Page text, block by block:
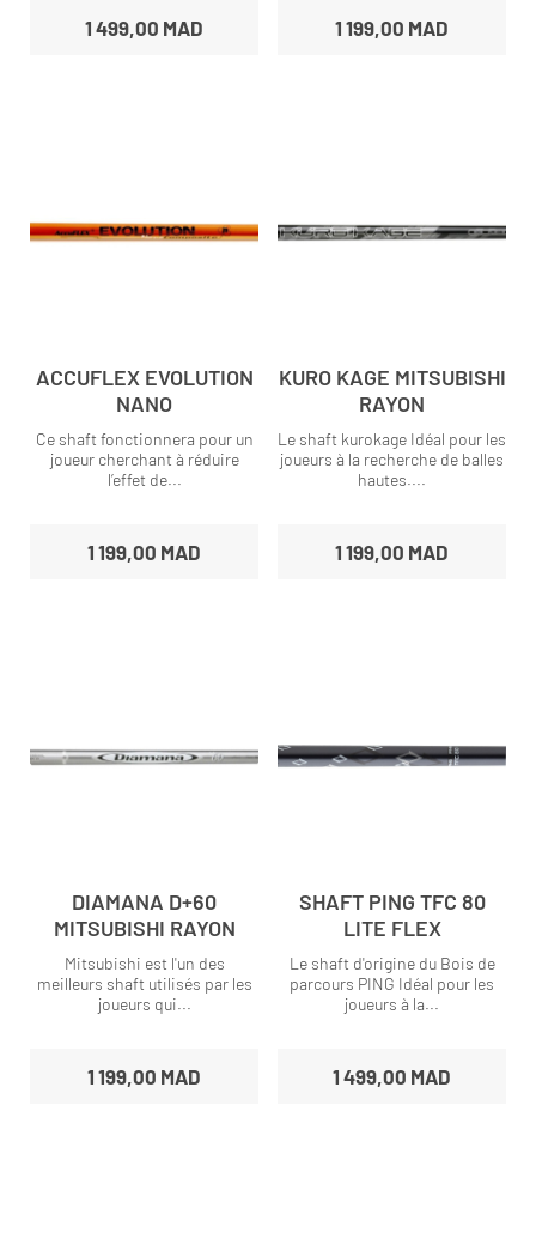
1 499,00 MAD 1 199,00 MAD
ACCUFLEX EVOLUTION
NANO
Ce shaft fonctionnera pour un
joueur cherchant à réduire
l’effet de...
1 199,00 MAD
KURO KAGE MITSUBISHI
RAYON
Le shaft kurokage Idéal pour les
joueurs à la recherche de balles
hautes....
1 199,00 MAD
DIAMANA D+60
MITSUBISHI RAYON
Mitsubishi est l'un des
meilleurs shaft utilisés par les
joueurs qui...
1 199,00 MAD
SHAFT PING TFC 80
LITE FLEX
Le shaft d'origine du Bois de
parcours PING Idéal pour les
joueurs à la...
1 499,00 MAD